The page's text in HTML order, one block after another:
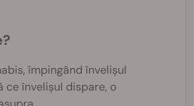
împingând învelișul
ce învelișul dispare, o